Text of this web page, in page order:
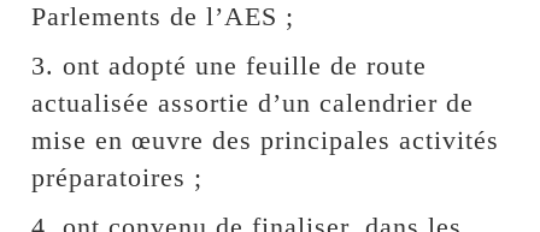
Parlements de l’AES ;
3. ont adopté une feuille de route
actualisée assortie d’un calendrier de
mise en œuvre des principales activités
préparatoires ;